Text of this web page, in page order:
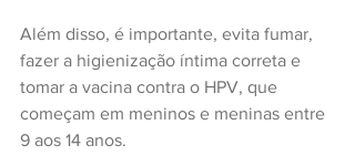
Além disso, é importante, evita fumar,
fazer a higienização íntima correta e
tomar a vacina contra o HPV, que
começam em meninos e meninas entre
9 aos 14 anos.